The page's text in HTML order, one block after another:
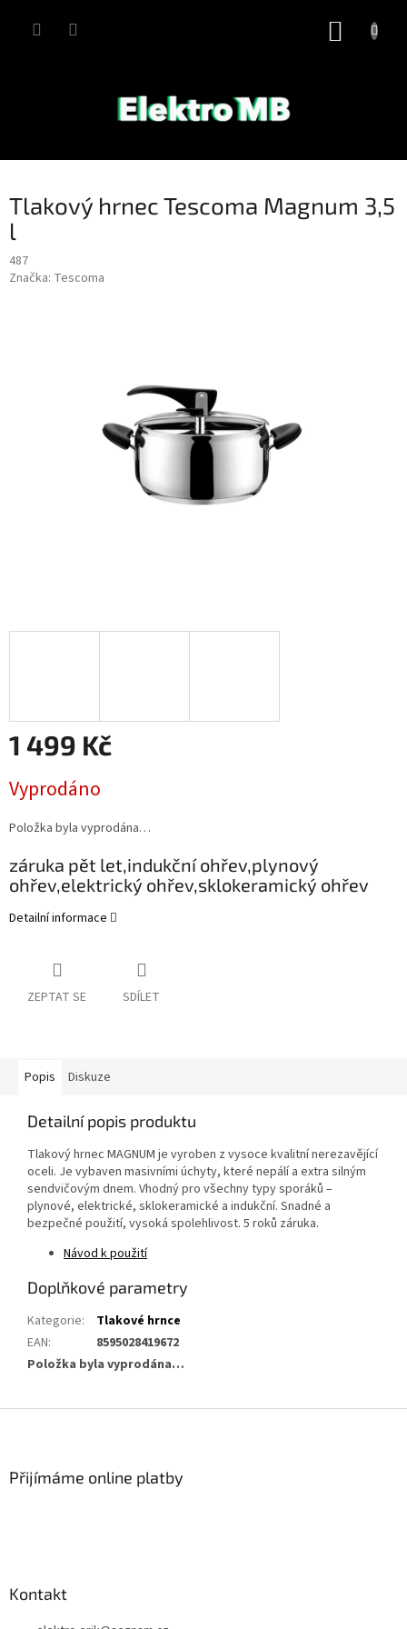
Tlakový hrnec Tescoma Magnum 3,5
l
487
Značka: Tescoma
1 499 Kč
cena:
Vyprodáno
Položka byla vyprodána…
záruka pět let,indukční ohřev,plynový
ohřev,elektrický ohřev,sklokeramický ohřev
Detailní informace
ZEPTAT SE SDÍLET
Popis Diskuze
Detailní popis produktu
Tlakový hrnec MAGNUM je vyroben z vysoce kvalitní nerezavějící
oceli. Je vybaven masivními úchyty, které nepálí a extra silným
sendvičovým dnem. Vhodný pro všechny typy sporáků –
plynové, elektrické, sklokeramické a indukční. Snadné a
bezpečné použití, vysoká spolehlivost. 5 roků záruka.
Návod k použití
Doplňkové parametry
Kategorie:
Tlakové hrnce
EAN:
8595028419672
Položka byla vyprodána…
Přijímáme online platby
Kontakt